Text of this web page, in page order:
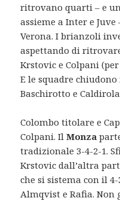
ritrovano quarti – e
assieme a Inter e
Verona. I brianzoli
aspettando di
Krstovic e Colpani
E le squadre
Baschirotto e
Colombo titolare e
Colpani. IlMonza
tradizionale 3-4-2-1.
Krstovic dall’altra
che si sistema con il
Almqvist e Rafia. Non